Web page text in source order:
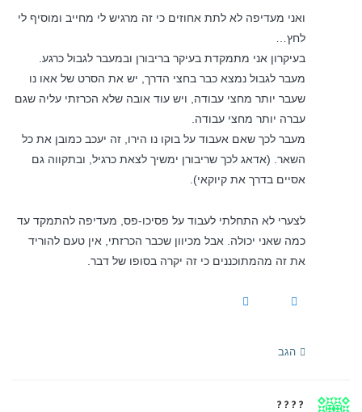
ואני מעדיפה לא לתת אחוזים כי זה מרגיש לי מחייב ומוסיף לי
לחץ…
בעיקרון אני מתמקדת בעיקר בריבורן ובמעבר לגבול כרגע.
מעבר לגבול נמצא כבר בחצי הדרך, יש את הסרט של אאו נו
שעבר יותר מחצי עבודה, ויש עוד אובה שלא הכרזתי עליה שגם
עברה יותר מחצי עבודה.
מעבר לכך שאם אעבוד על בוקו נו הירו, זה יעכב כמובן את כל
השאר. (אדאג לכך שריבורן ימשיך לצאת כרגיל, ובתקווה גם
אסיים בדרך את קיוקאי).
לצערי לא התחלתי לעבוד על פסיכו-פס, מעדיפה להתמקד עד
כמה שאני יכולה. אבל מכיוון שכבר הכרזתי, אין טעם להוריד
את זה מהמתוכננים כי זה יקרה בסופו של דבר.
הגב
????